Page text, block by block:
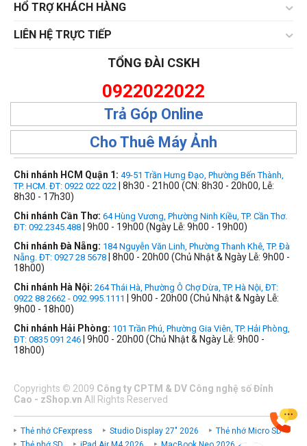
HỔ TRỢ KHÁCH HÀNG
LIÊN HỆ TRỰC TIẾP
TỔNG ĐÀI CSKH
0922022022
Trả Góp Online
Cho Thuê Máy Ảnh
Chi nhánh HCM Quận 1: 49-51 Trần Hưng Đạo, Phường Bến Thành,
TP. HCM. ĐT: 0922 022 022 | 8h30 - 21h00 (CN: 8h30 - 20h00, Lễ:
8h30 - 17h30)
Chi nhánh Cần Thơ: 64 Hùng Vương, Phường Ninh Kiều, TP. Cần Thơ.
ĐT: 092.2345.488 | 9h00 - 19h00 (Ngày Lễ: 9h00 - 19h00)
Chi nhánh Đà Nẵng: 184 Nguyễn Văn Linh, Phường Thanh Khê, TP. Đà
Nẵng. ĐT: 0927 28 5678 | 8h00 - 20h00 (Chủ Nhật & Ngày Lễ: 9h00 -
18h00)
Chi nhánh Hà Nội: 264 Thái Hà, Phường Ô Chợ Dừa, TP. Hà Nội, ĐT:
0922 88 2662 - 092.995.1111
| 9h00 - 20h00 (Chủ Nhật & Ngày Lễ:
9h00 - 18h00)
Chi nhánh Hải Phòng: 101 Trần Phú, Phường Gia Viên, TP. Hải Phòng,
ĐT: 0835 091 246 | 9h00 - 20h00 (Chủ Nhật & Ngày Lễ: 9h00 -
18h00)
Copyrights © 2009 Công ty CPTM & DV Công nghệ số Đỉnh
Cao - zShop.vn All Rights Reserved
Thẻ nhớ CFexpress Studio Display 27" 2026
Thẻ nhớ Micro SD